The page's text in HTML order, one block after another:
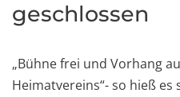
geschlossen
„Bühne frei und Vorhang
Heimatvereins“- so hieß es